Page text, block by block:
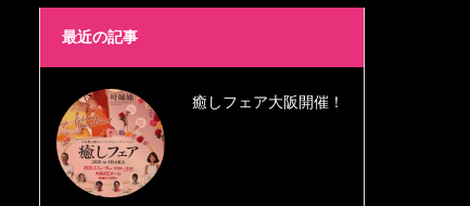
最近の記事
癒しフェア大阪開催！